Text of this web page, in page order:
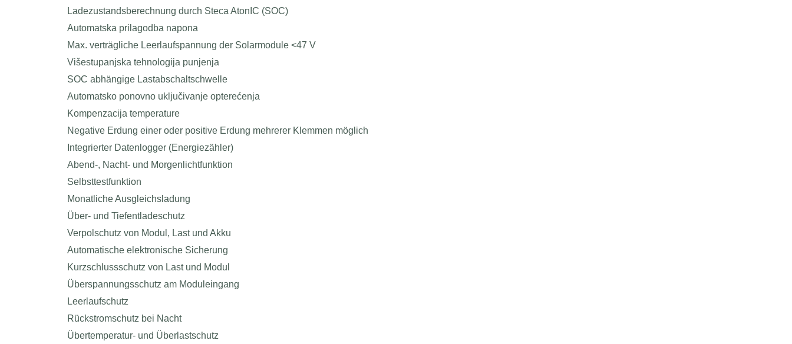
Ladezustandsberechnung durch Steca AtonIC (SOC)
Automatska prilagodba napona
Max. verträgliche Leerlaufspannung der Solarmodule <47 V
Višestupanjska tehnologija punjenja
SOC abhängige Lastabschaltschwelle
Automatsko ponovno uključivanje opterećenja
Kompenzacija temperature
Negative Erdung einer oder positive Erdung mehrerer Klemmen möglich
Integrierter Datenlogger (Energiezähler)
Abend-, Nacht- und Morgenlichtfunktion
Selbsttestfunktion
Monatliche Ausgleichsladung
Über- und Tiefentladeschutz
Verpolschutz von Modul, Last und Akku
Automatische elektronische Sicherung
Kurzschlussschutz von Last und Modul
Überspannungsschutz am Moduleingang
Leerlaufschutz
Rückstromschutz bei Nacht
Übertemperatur- und Überlastschutz